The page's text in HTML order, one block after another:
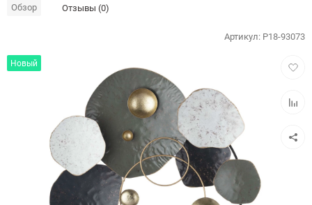
Обзор Отзывы (0)
Новый
Артикул: P18-93073